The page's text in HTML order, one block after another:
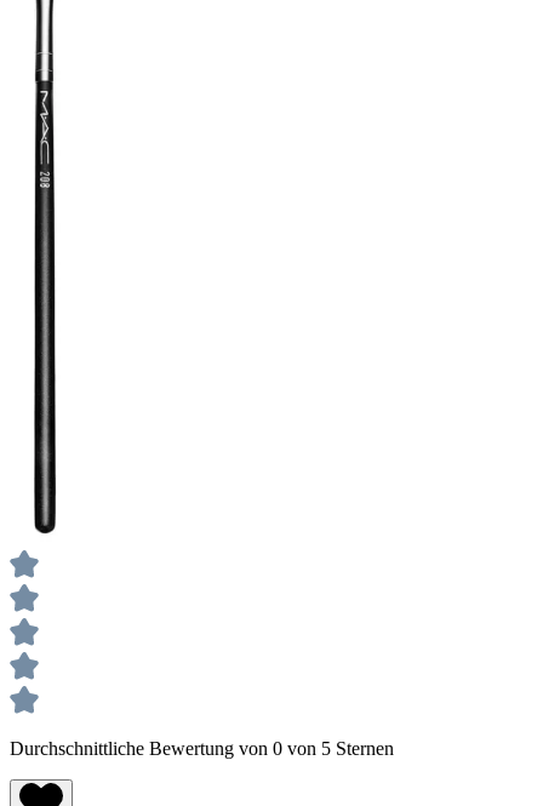
Durchschnittliche Bewertung von 0 von 5 Sternen